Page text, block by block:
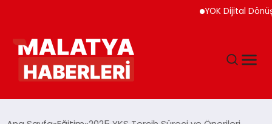
YOK Dijital Dönüşüm